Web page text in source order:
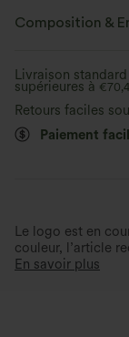
Près du corps
Midi Étroite
Composition &
Livraison
supérieures à
Retours faciles
Paiement
Le logo est en
couleur, l’article
En savoir plus